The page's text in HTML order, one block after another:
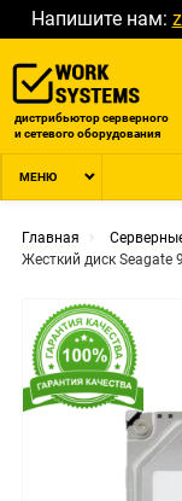
Напишите нам:
дистрибьютор серверного
и сетевого оборудования
МЕНЮ
Главная
Жесткий диск Seagate